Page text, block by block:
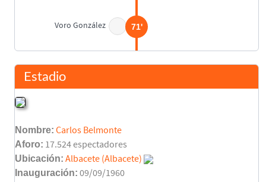
Voro González 71'
74'
Final del partido
Estadio
Nombre: Carlos Belmonte
Aforo: 17.524 espectadores
Ubicación: Albacete (Albacete)
Inauguración: 09/09/1960